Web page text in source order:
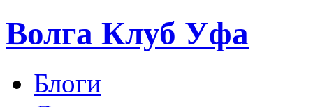
Волга Клуб Уфа
Блоги